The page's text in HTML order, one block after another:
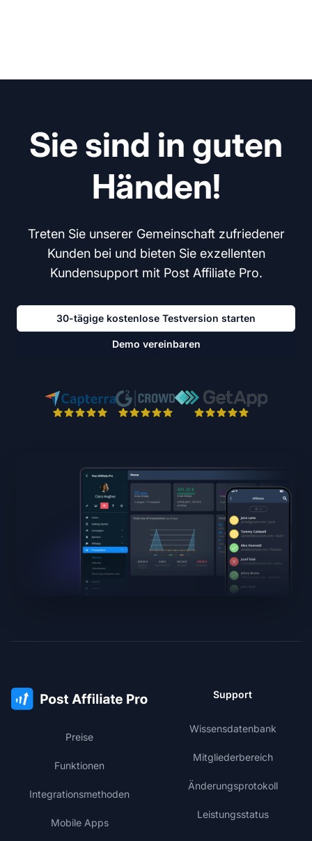
Sie sind in guten
Händen!
Treten Sie unserer Gemeinschaft zufriedener
Kunden bei und bieten Sie exzellenten
Kundensupport mit Post Affiliate Pro.
30-tägige kostenlose Testversion starten
Demo vereinbaren
Preise
Funktionen
Integrationsmethoden
Mobile Apps
Support
Wissensdatenbank
Mitgliederbereich
Änderungsprotokoll
Leistungsstatus